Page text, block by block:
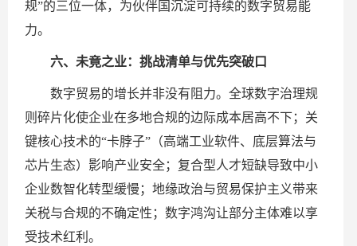
规”的三位一体，为伙伴国沉淀可持续的数字贸易能
力。
六、未竟之业：挑战清单与优先突破口
数字贸易的增长并非没有阻力。全球数字治理规
则碎片化使企业在多地合规的边际成本居高不下；关
键核心技术的“卡脖子”（高端工业软件、底层算法与
芯片生态）影响产业安全；复合型人才短缺导致中小
企业数智化转型缓慢；地缘政治与贸易保护主义带来
关税与合规的不确定性；数字鸿沟让部分主体难以享
受技术红利。